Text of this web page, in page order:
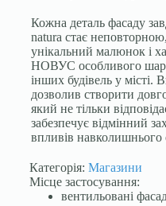
Кожна деталь фасаду
natura стає
унікальний малюнок і
НОВУС особливого
інших будівель у місті.
дозволив створити
який не тільки
забезпечує відмінний
впливів навколишнього
Категорія: Магазини
Місце застосування:
вентильовані